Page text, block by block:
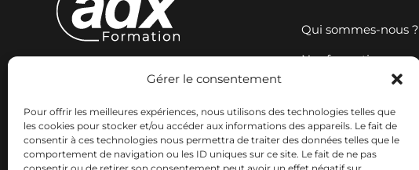
Gérer le consentement
Pour offrir les meilleures expériences, nous utilisons des technologies telles que
les cookies pour stocker et/ou accéder aux informations des appareils. Le fait de
consentir à ces technologies nous permettra de traiter des données telles que le
comportement de navigation ou les ID uniques sur ce site. Le fait de ne pas
Expertise et innovation pour votre
votre réussite professionnelle avec
des solutions adaptées.
Qui sommes-nous ?
Nos formations
Ressources
Contact